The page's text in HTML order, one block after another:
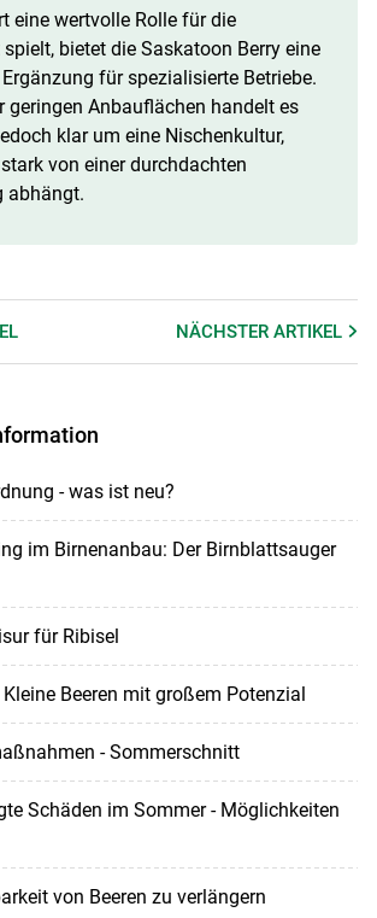
eine wertvolle Rolle für die
bietet die Saskatoon Berry eine
für spezialisierte Betriebe.
geringen Anbauflächen handelt es
klar um eine Nischenkultur,
von einer durchdachten
abhängt.
NÄCHSTERARTIKEL
- was ist neu?
im Birnenanbau: Der Birnblattsauger
für Ribisel
Beeren mit großem Potenzial
- Sommerschnitt
Schäden im Sommer - Möglichkeiten
von Beeren zu verlängern